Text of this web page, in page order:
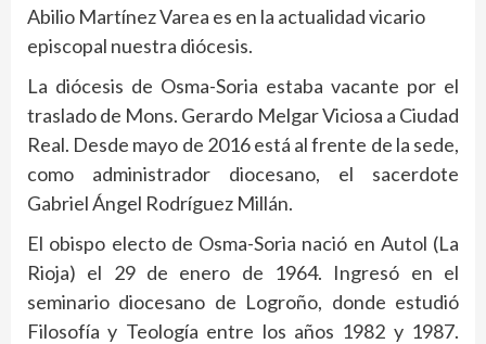
Abilio Martínez Varea es en la actualidad vicario
episcopal nuestra diócesis.
La diócesis de Osma-Soria estaba vacante por el
traslado de Mons. Gerardo Melgar Viciosa a Ciudad
Real. Desde mayo de 2016 está al frente de la sede,
como administrador diocesano, el sacerdote
Gabriel Ángel Rodríguez Millán.
El obispo electo de Osma-Soria nació en Autol (La
Rioja) el 29 de enero de 1964. Ingresó en el
seminario diocesano de Logroño, donde estudió
Filosofía y Teología entre los años 1982 y 1987.